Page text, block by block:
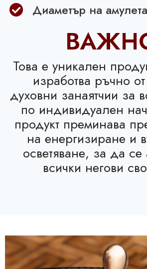
Диаметър на
Това е уникален
изработва ръчно
духовни занаятчии за
по индивидуален
продукт преминава
на енергизиране и
осветяване, за да се
всички негови